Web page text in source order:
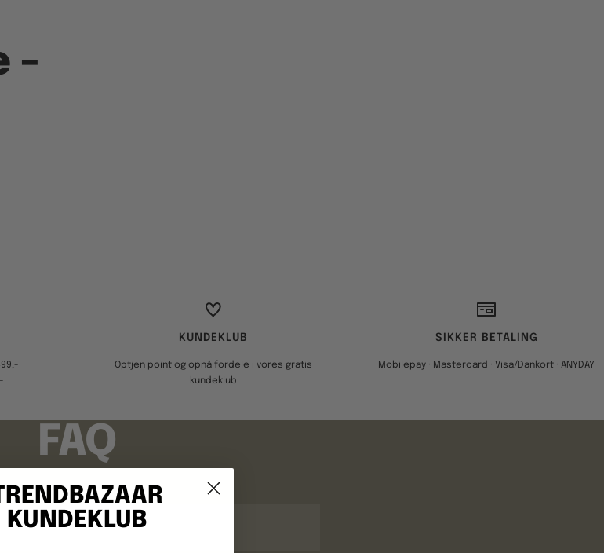
-
KUNDEKLUB
Optjen point og opnå fordele i vores gratis
kundeklub
SIKKER BETALING
Mobilepay · Mastercard · Visa/Dankort · ANYDAY
FAQ
KUNDEKLUB